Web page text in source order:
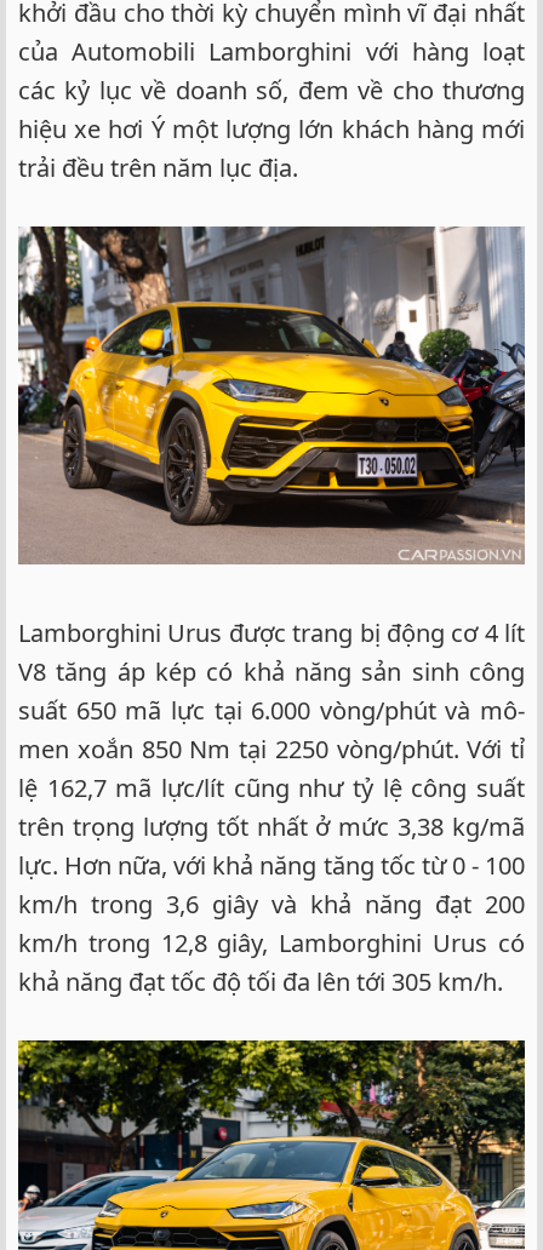
khởi đầu cho thời kỳ chuyển mình vĩ đại nhất
của Automobili Lamborghini với hàng loạt
các kỷ lục về doanh số, đem về cho thương
hiệu xe hơi Ý một lượng lớn khách hàng mới
trải đều trên năm lục địa.
Lamborghini Urus được trang bị động cơ 4 lít
V8 tăng áp kép có khả năng sản sinh công
suất 650 mã lực tại 6.000 vòng/phút và mô-
men xoắn 850 Nm tại 2250 vòng/phút. Với tỉ
lệ 162,7 mã lực/lít cũng như tỷ lệ công suất
trên trọng lượng tốt nhất ở mức 3,38 kg/mã
lực. Hơn nữa, với khả năng tăng tốc từ 0 - 100
km/h trong 3,6 giây và khả năng đạt 200
km/h trong 12,8 giây, Lamborghini Urus có
khả năng đạt tốc độ tối đa lên tới 305 km/h.